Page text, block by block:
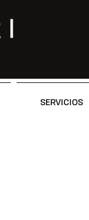
SERVICIOS